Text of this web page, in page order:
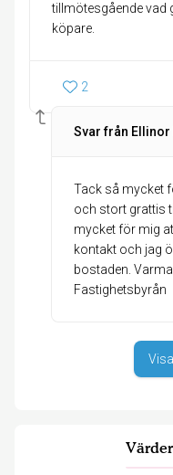
tillmötesgående vad
köpare.
2
Svar från
Tack så mycket
och stort grattis
mycket för mig
kontakt och jag
bostaden.
Fastighetsbyrån